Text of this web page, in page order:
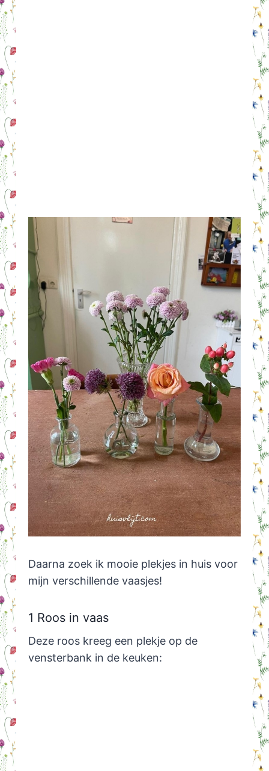
Daarna zoek ik mooie plekjes in huis voor
mijn verschillende vaasjes!
1 Roos in vaas
Deze roos kreeg een plekje op de
vensterbank in de keuken: